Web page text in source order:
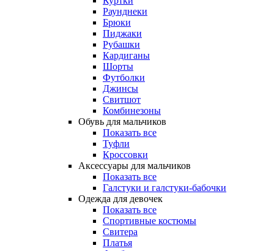
Раунднеки
Брюки
Пиджаки
Рубашки
Кардиганы
Шорты
Футболки
Джинсы
Свитшот
Комбинезоны
Обувь для мальчиков
Показать все
Туфли
Кроссовки
Аксессуары для мальчиков
Показать все
Галстуки и галстуки-бабочки
Одежда для девочек
Показать все
Спортивные костюмы
Свитера
Платья